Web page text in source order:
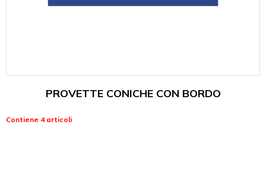
PROVETTE CONICHE CON BORDO
Contiene 4 articoli